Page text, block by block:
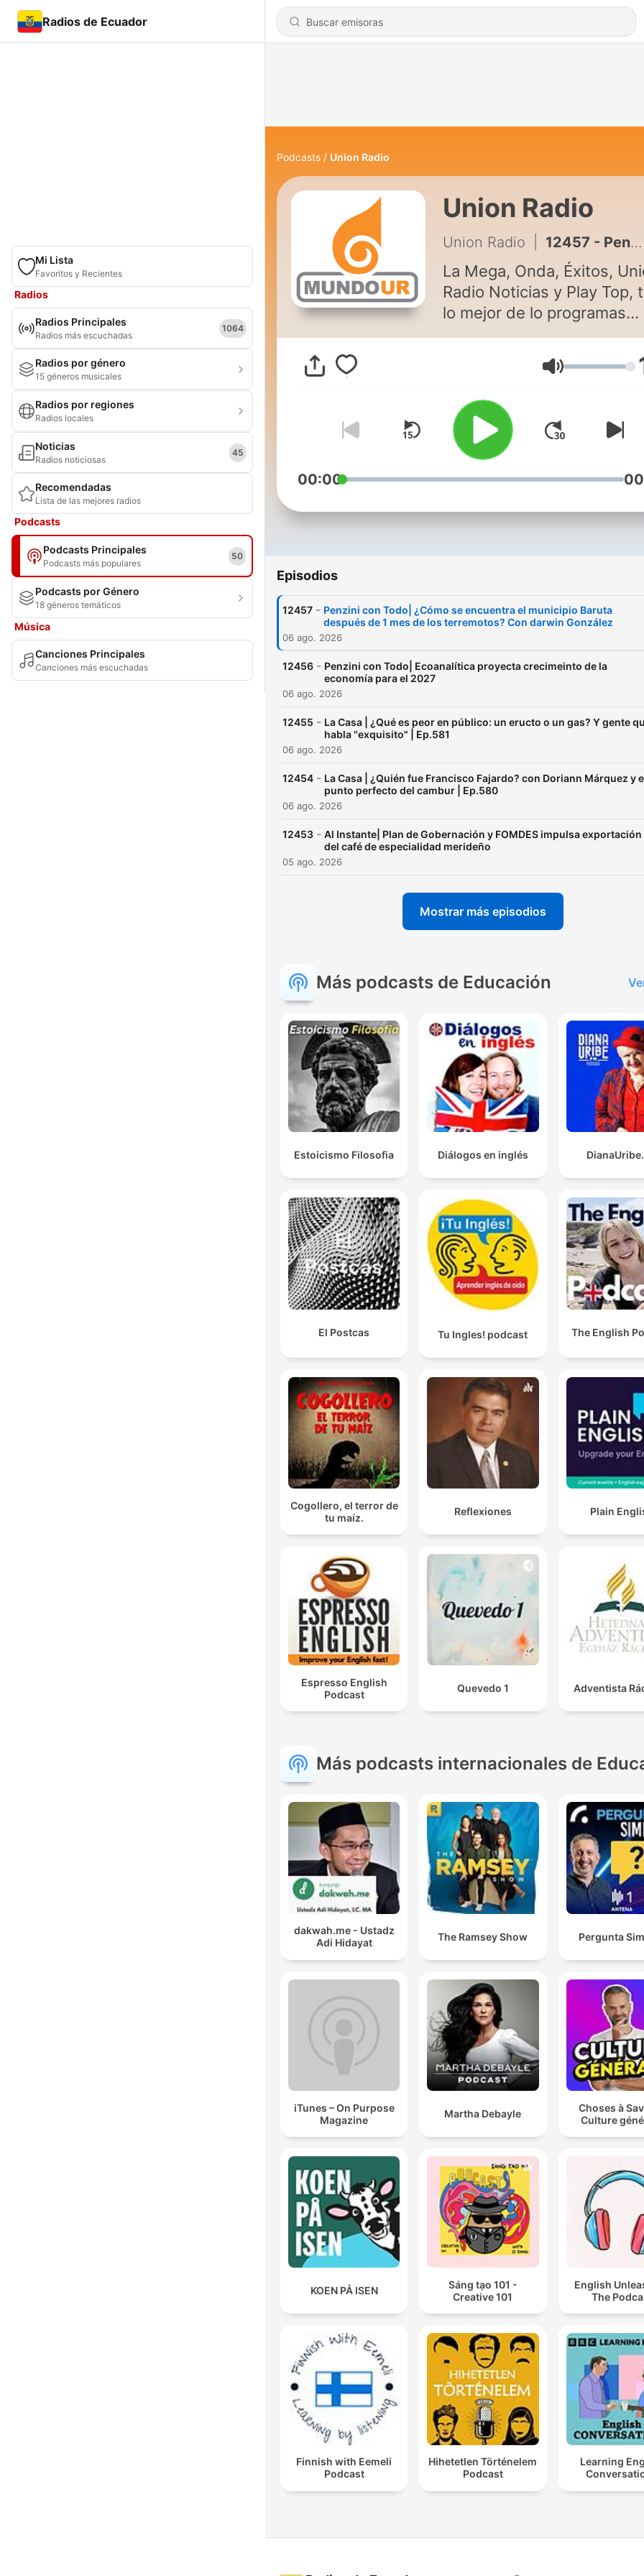
Radios de Ecuador
Mi Lista
Favoritos y Recientes
Radios
Radios Principales
Radios más escuchadas
1064
Radios por género
15 géneros musicales
Radios por regiones
Radios locales
Noticias
Radios noticiosas
45
Recomendadas
Lista de las mejores radios
Podcasts
Podcasts Principales
Podcasts más populares
50
Podcasts por Género
18 géneros temáticos
Música
Canciones Principales
Canciones más escuchadas
Podcasts Union Radio
Union Radio
Union Radio 12457 - Penzini con Todo| ¿Cómo se encuentra el municipio Baruta después de 1 mes de los terremotos? Con darwin González
La Mega, Onda, Éxitos,
Radio Noticias y Play Top,
lo mejor de lo programas
diarios, archivo,
especiales. Un Mundo de
contenido, MundoUR.
Volumen
00:00
Episodios
12457 - Penzini con Todo| ¿Cómo se encuentra el municipio Baruta
después de 1 mes de los terremotos? Con darwin González
06 ago. 2026
12456 - Penzini con Todo| Ecoanalítica proyecta crecimeinto de la
economía para el 2027
06 ago. 2026
12455 - La Casa | ¿Qué es peor en público: un eructo o un gas? Y gente
habla "exquisito" | Ep.581
06 ago. 2026
12454 - La Casa | ¿Quién fue Francisco Fajardo? con Doriann Márquez y
punto perfecto del cambur | Ep.580
06 ago. 2026
12453 - Al Instante| Plan de Gobernación y FOMDES impulsa exportación
del café de especialidad merideño
05 ago. 2026
Mostrar más episodios
Más podcasts de Educación
Estoicismo Filosofia Diálogos en inglés
El Postcas Tu Ingles! podcast The English
Cogollero, el terror de
tu maíz.
Reflexiones Plain
Espresso English
Podcast
Quevedo 1 Adventista
Más podcasts internacionales de
dakwah.me - Ustadz
Adi Hidayat
The Ramsey Show Pergunta
iTunes – On Purpose
Magazine
Martha Debayle
Choses à
Culture
KOEN PÅ ISEN
Sáng tạo 101 -
Creative 101
English
The
Finnish with Eemeli
Podcast
Hihetetlen Történelem
Podcast
Learning